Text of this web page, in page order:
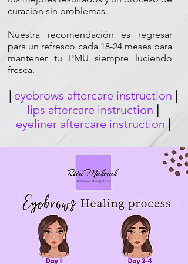
curación sin problemas.
Nuestra recomendación es regresar
para un refresco cada 18-24 meses para
mantener tu PMU siempre luciendo
fresca.
|eyebrows aftercare instruction |
lips aftercare instruction |
eyeliner aftercare instruction |